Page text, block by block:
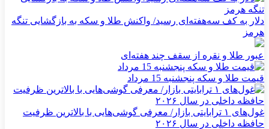
دلار به کف سه‌هفته‌ای رسید/ واکنش طلا و سکه به بازگشایی تنگه
هرمز
عبور طلا و نقره از سقف چند هفته‌ای
قیمت طلا و سکه پنجشنبه 15 مرداد
غول‌های ۱ ترابایتی بازار/ معرفی گوشی‌هایی با بالاترین ظرفیت
حافظه داخلی در سال ۲۰۲۶